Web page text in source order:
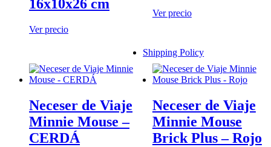
16x10x26 cm
Ver precio
Ver precio
Neceser de Viaje
Minnie Mouse –
CERDÁ
Neceser de Viaje
Minnie Mouse
Brick Plus – Rojo
Shipping Policy